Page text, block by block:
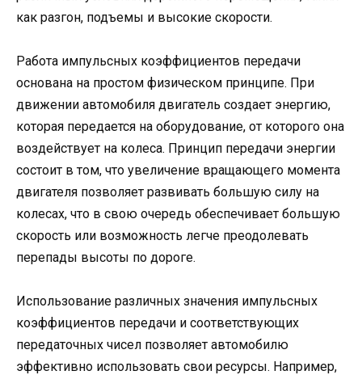
как разгон, подъемы и высокие скорости.
Работа импульсных коэффициентов передачи
основана на простом физическом принципе. При
движении автомобиля двигатель создает энергию,
которая передается на оборудование, от которого она
воздействует на колеса. Принцип передачи энергии
состоит в том, что увеличение вращающего момента
двигателя позволяет развивать большую силу на
колесах, что в свою очередь обеспечивает большую
скорость или возможность легче преодолевать
перепады высоты по дороге.
Использование различных значения импульсных
коэффициентов передачи и соответствующих
передаточных чисел позволяет автомобилю
эффективно использовать свои ресурсы. Например,